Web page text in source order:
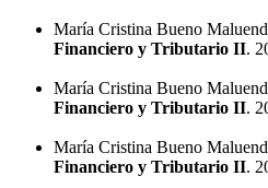
María Cristina Bueno
Financiero y Tributario II.
María Cristina Bueno
Financiero y Tributario II.
María Cristina Bueno
Financiero y Tributario II.